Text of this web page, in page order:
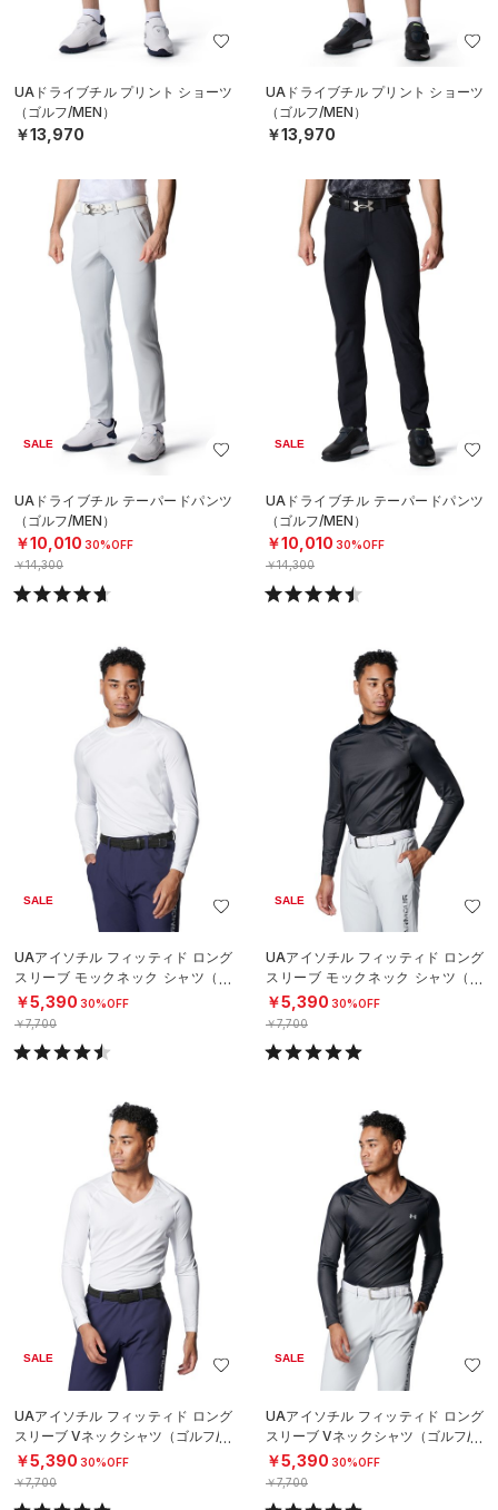
UAドライブチル プリント ショーツ
（ゴルフ/MEN）
￥13,970
UAドライブチル プリント ショーツ
（ゴルフ/MEN）
￥13,970
SALE
UAドライブチル テーパードパンツ
（ゴルフ/MEN）
￥10,010 30%OFF
￥14,300
SALE
UAドライブチル テーパードパンツ
（ゴルフ/MEN）
￥10,010 30%OFF
￥14,300
SALE
UAアイソチル フィッティド ロング
スリーブ モックネック シャツ（ゴ
ルフ/MEN）
￥5,390 30%OFF
￥7,700
SALE
UAアイソチル フィッティド ロング
スリーブ モックネック シャツ（ゴ
ルフ/MEN）
￥5,390 30%OFF
￥7,700
SALE
UAアイソチル フィッティド ロング
スリーブ Vネックシャツ（ゴルフ/M
EN）
￥5,390 30%OFF
￥7,700
SALE
UAアイソチル フィッティド ロング
スリーブ Vネックシャツ（ゴルフ/M
EN）
￥5,390 30%OFF
￥7,700